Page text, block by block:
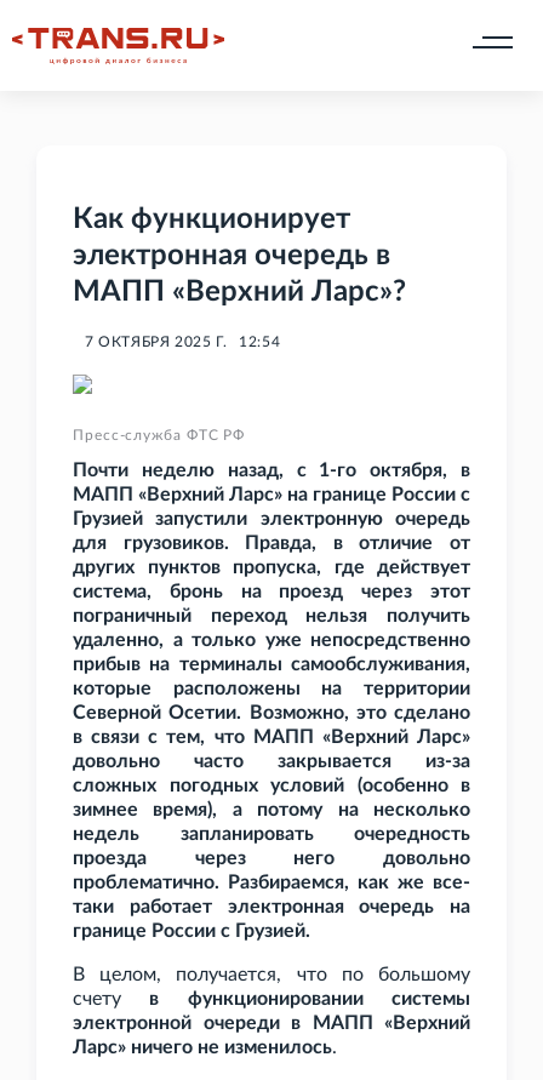
Как функционирует
электронная очередь в
МАПП «Верхний Ларс»?
7 ОКТЯБРЯ 2025 Г. 12:54
Пресс-служба ФТС РФ
Почти неделю назад, с 1-го октября, в
МАПП «Верхний Ларс» на границе России с
Грузией запустили электронную очередь
для грузовиков. Правда, в отличие от
других пунктов пропуска, где действует
система, бронь на проезд через этот
пограничный переход нельзя получить
удаленно, а только уже непосредственно
прибыв на терминалы самообслуживания,
которые расположены на территории
Северной Осетии. Возможно, это сделано
в связи с тем, что МАПП «Верхний Ларс»
довольно часто закрывается из-за
сложных погодных условий (особенно в
зимнее время), а потому на несколько
недель запланировать очередность
проезда через него довольно
проблематично. Разбираемся, как же все-
таки работает электронная очередь на
границе России с Грузией.
В целом, получается, что по большому
счету в функционировании системы
электронной очереди в МАПП «Верхний
Ларс» ничего не изменилось.